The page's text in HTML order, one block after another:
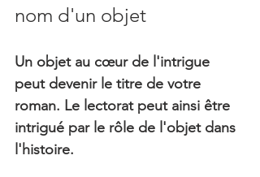
nom d'un objet
Un objet au cœur de l'intrigue
peut devenir le titre de votre
roman. Le lectorat peut ainsi être
intrigué par le rôle de l'objet dans
l'histoire.